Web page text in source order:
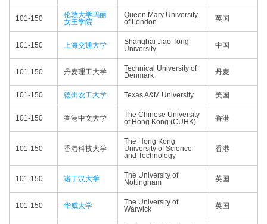
101-150
伦敦大学玛丽
女王学院
Queen Mary University
of London
英国
101-150 上海交通大学
Shanghai Jiao Tong
University
中国
101-150 丹麦理工大学
Technical University of
Denmark
丹麦
101-150 德州农工大学 Texas A&M University 美国
101-150 香港中文大学
The Chinese University
of Hong Kong (CUHK)
香港
101-150 香港科技大学
The Hong Kong
University of Science
and Technology
香港
101-150 诺丁汉大学
The University of
Nottingham
英国
101-150 华威大学
The University of
Warwick
英国